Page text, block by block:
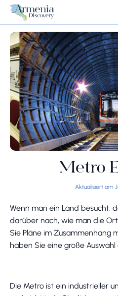
Metro
Aktualisiert am
Wenn man ein Land besucht,
darüber nach, wie man die
Sie Pläne im Zusammenhang
haben Sie eine große Auswahl
Die Metro ist ein industrieller